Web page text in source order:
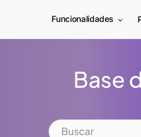
Funcionalidades
Base